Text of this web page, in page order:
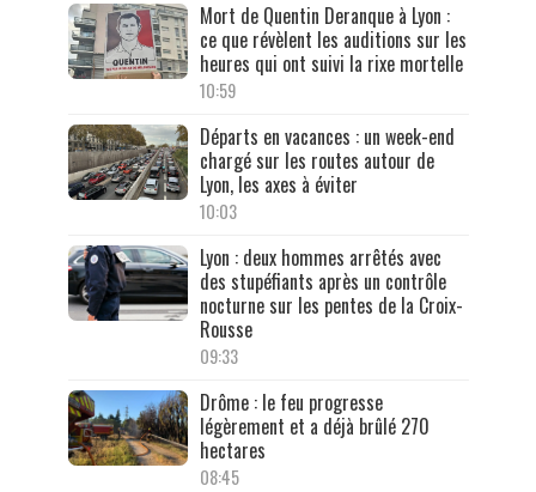
Mort de Quentin Deranque à Lyon :
ce que révèlent les auditions sur les
heures qui ont suivi la rixe mortelle
10:59
Départs en vacances : un week-end
chargé sur les routes autour de
Lyon, les axes à éviter
10:03
Lyon : deux hommes arrêtés avec
des stupéfiants après un contrôle
nocturne sur les pentes de la Croix-
Rousse
09:33
Drôme : le feu progresse
légèrement et a déjà brûlé 270
hectares
08:45